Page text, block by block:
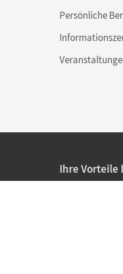
Persönliche
Ihre Vorteile
Sicheres